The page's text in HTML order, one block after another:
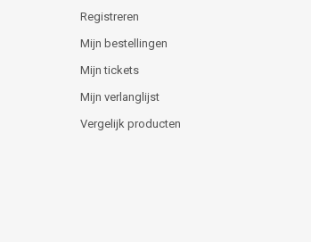
Registreren
Mijn bestellingen
Mijn tickets
Mijn verlanglijst
Vergelijk producten